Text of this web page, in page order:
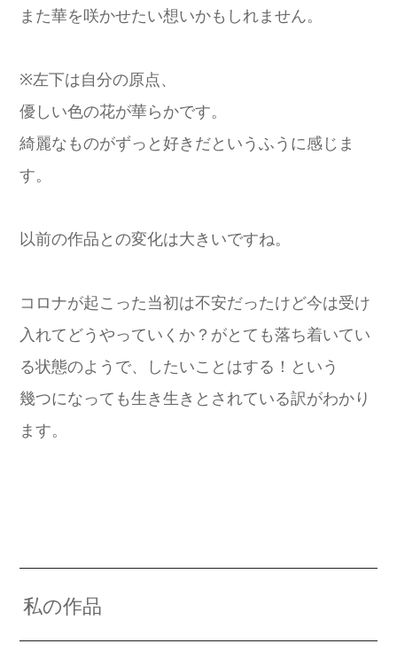
また華を咲かせたい想いかもしれません。
※左下は自分の原点、
優しい色の花が華らかです。
綺麗なものがずっと好きだというふうに感じま
す。
以前の作品との変化は大きいですね。
コロナが起こった当初は不安だったけど今は受け
入れてどうやっていくか？がとても落ち着いてい
る状態のようで、したいことはする！という
幾つになっても生き生きとされている訳がわかり
ます。
私の作品